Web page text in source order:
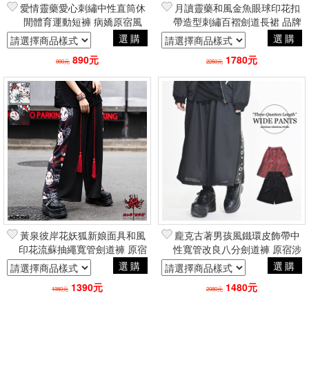
愛情靈藥愛心刺繡中性直筒休
閒體育運動短褲 病嬌原宿風
品牌ACDC RAG台灣代理
選購
990元 890元
月讀靈藥和風金魚眼球印花扣
帶造型刺繡百褶劍道長裙 品牌
ACDC RAG台灣代理選購
2250元 1780元
黃泉彼岸花妖狐新娘面具和風
印花流蘇抽繩寬管劍道褲 原宿
KERA品牌ACDC RAG台灣總
代理
選購
1980元 1390元
龐克古著男孩風鐵環皮飾帶中
性寬管改良八分劍道褲 原宿涉
谷KERA《品牌ACDCRAG台
灣總代理》
選購
2080元 1480元